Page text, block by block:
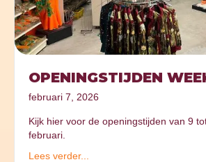
OPENINGSTIJDEN
februari 7, 2026
Kijk hier voor de openingstijden van 9
februari.
Lees verder...